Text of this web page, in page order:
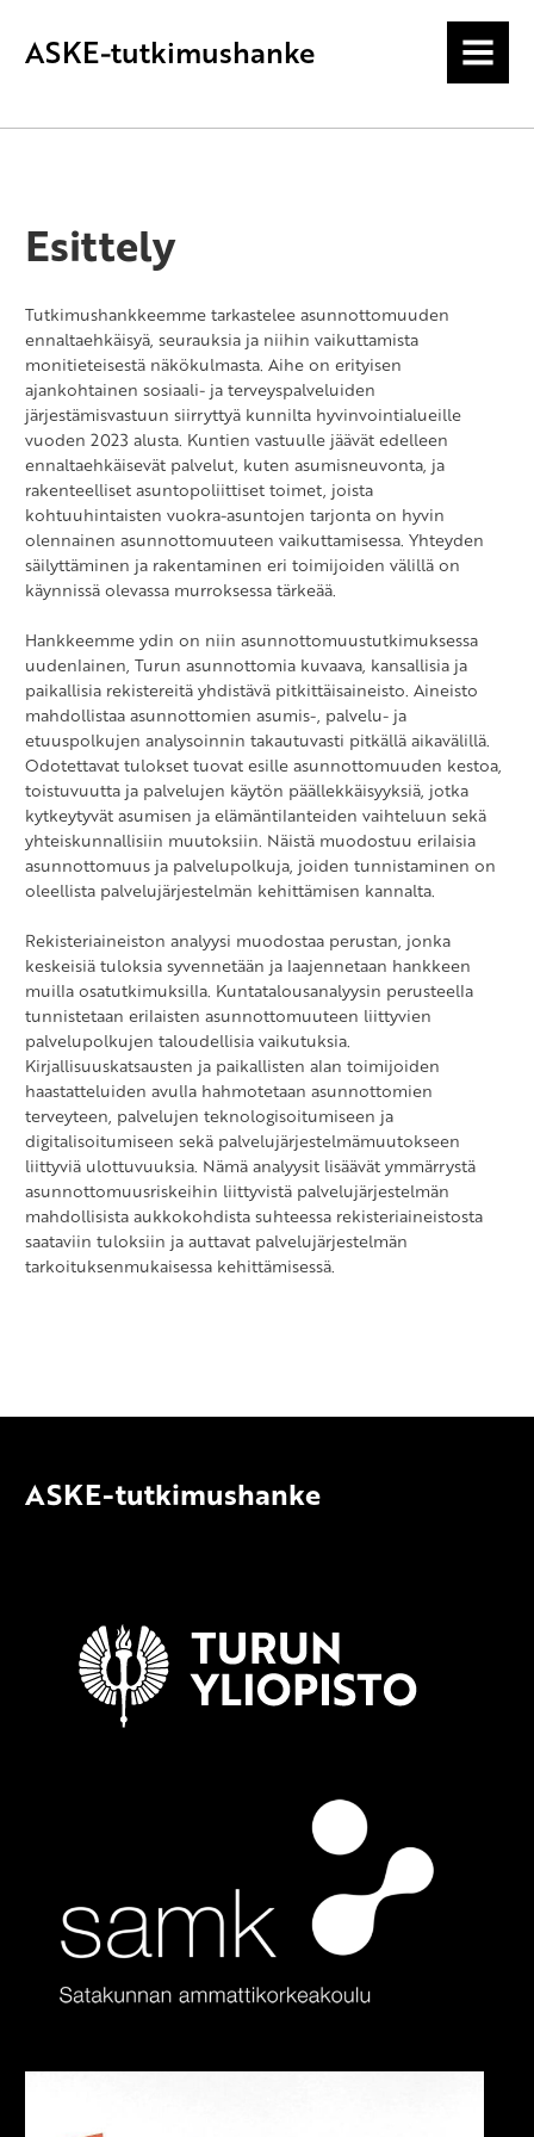
ASKE-tutkimushanke MENU
Esittely
Tutkimushankkeemme tarkastelee asunnottomuuden
ennaltaehkäisyä, seurauksia ja niihin vaikuttamista
monitieteisestä näkökulmasta. Aihe on erityisen
ajankohtainen sosiaali- ja terveyspalveluiden
järjestämisvastuun siirryttyä kunnilta hyvinvointialueille
vuoden 2023 alusta. Kuntien vastuulle jäävät edelleen
ennaltaehkäisevät palvelut, kuten asumisneuvonta, ja
rakenteelliset asuntopoliittiset toimet, joista
kohtuuhintaisten vuokra-asuntojen tarjonta on hyvin
olennainen asunnottomuuteen vaikuttamisessa. Yhteyden
säilyttäminen ja rakentaminen eri toimijoiden välillä on
käynnissä olevassa murroksessa tärkeää.
Hankkeemme ydin on niin asunnottomuustutkimuksessa
uudenlainen, Turun asunnottomia kuvaava, kansallisia ja
paikallisia rekistereitä yhdistävä pitkittäisaineisto. Aineisto
mahdollistaa asunnottomien asumis-, palvelu- ja
etuuspolkujen analysoinnin takautuvasti pitkällä aikavälillä.
Odotettavat tulokset tuovat esille asunnottomuuden kestoa,
toistuvuutta ja palvelujen käytön päällekkäisyyksiä, jotka
kytkeytyvät asumisen ja elämäntilanteiden vaihteluun sekä
yhteiskunnallisiin muutoksiin. Näistä muodostuu erilaisia
asunnottomuus ja palvelupolkuja, joiden tunnistaminen on
oleellista palvelujärjestelmän kehittämisen kannalta.
Rekisteriaineiston analyysi muodostaa perustan, jonka
keskeisiä tuloksia syvennetään ja laajennetaan hankkeen
muilla osatutkimuksilla. Kuntatalousanalyysin perusteella
tunnistetaan erilaisten asunnottomuuteen liittyvien
palvelupolkujen taloudellisia vaikutuksia.
Kirjallisuuskatsausten ja paikallisten alan toimijoiden
haastatteluiden avulla hahmotetaan asunnottomien
terveyteen, palvelujen teknologisoitumiseen ja
digitalisoitumiseen sekä palvelujärjestelmämuutokseen
liittyviä ulottuvuuksia. Nämä analyysit lisäävät ymmärrystä
asunnottomuusriskeihin liittyvistä palvelujärjestelmän
mahdollisista aukkokohdista suhteessa rekisteriaineistosta
saataviin tuloksiin ja auttavat palvelujärjestelmän
tarkoituksenmukaisessa kehittämisessä.
ASKE-tutkimushanke